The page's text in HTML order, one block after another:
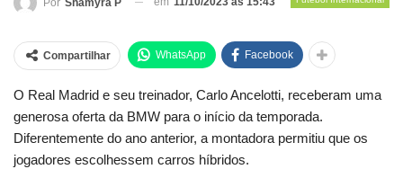
Por Shamyra P
Compartilhar WhatsApp Facebook
O Real Madrid e seu treinador, Carlo Ancelotti, receberam uma
generosa oferta da BMW para o início da temporada.
Diferentemente do ano anterior, a montadora permitiu que os
jogadores escolhessem carros híbridos.